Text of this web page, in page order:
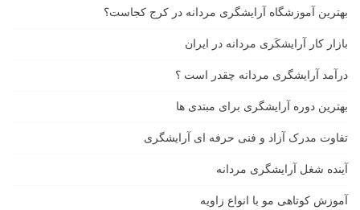
بهترین آموزشگاه آرایشگری مردانه در کرج کجاست؟
بازار كار آرايشكَرى مردانه در ايران
درآمد آرایشگری مردانه چقدر است ؟
بهترین دوره آرایشگری برای مبتدی ها
تفاوت مدرک آزاد و فنی حرفه ای آرایشگری
آینده شغل آرایشگری مردانه
آموزش کوتاهی مو با انواع زاویه